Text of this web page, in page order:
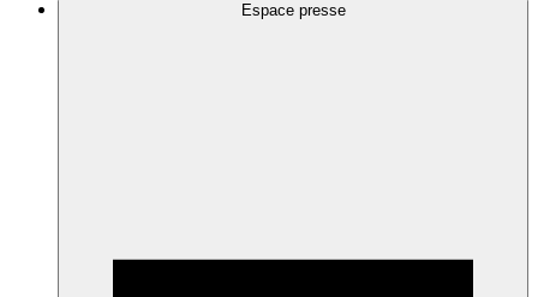
Espace presse